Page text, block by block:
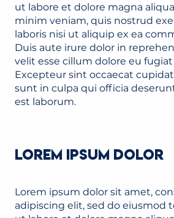
ut labore et dolore magna
minim veniam, quis nostrud
laboris nisi ut aliquip ex ea
Duis aute irure dolor in
velit esse cillum dolore eu
Excepteur sint occaecat
sunt in culpa qui officia
est laborum.
LOREM IPSUM DOLOR
Lorem ipsum dolor sit amet,
adipiscing elit, sed do eiusmod